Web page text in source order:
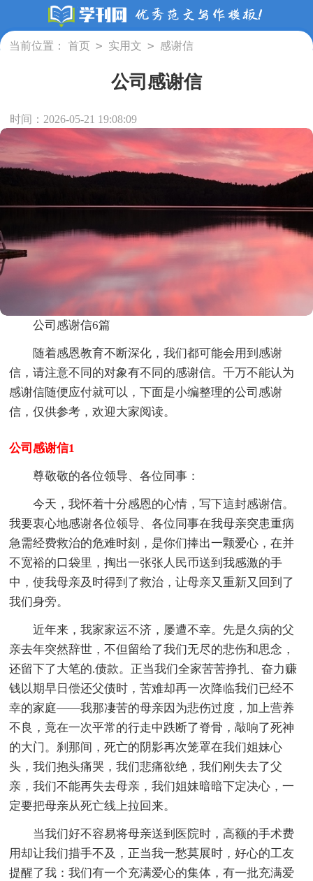
当前位置： 首页 > 实用文 > 感谢信
公司感谢信
时间：2026-05-21 19:08:09
公司感谢信6篇
随着感恩教育不断深化，我们都可能会用到感谢
信，请注意不同的对象有不同的感谢信。千万不能认为
感谢信随便应付就可以，下面是小编整理的公司感谢
信，仅供参考，欢迎大家阅读。
公司感谢信1
尊敬敬的各位领导、各位同事：
今天，我怀着十分感恩的心情，写下這封感谢信。
我要衷心地感谢各位领导、各位同事在我母亲突患重病
急需经费救治的危难时刻，是你们捧出一颗爱心，在并
不宽裕的口袋里，掏出一张张人民币送到我感激的手
中，使我母亲及时得到了救治，让母亲又重新又回到了
我们身旁。
近年来，我家家运不济，屡遭不幸。先是久病的父
亲去年突然辞世，不但留给了我们无尽的悲伤和思念，
还留下了大笔的.债款。正当我们全家苦苦挣扎、奋力赚
钱以期早日偿还父债时，苦难却再一次降临我们已经不
幸的家庭——我那凄苦的母亲因为悲伤过度，加上营养
不良，竟在一次平常的行走中跌断了脊骨，敲响了死神
的大门。刹那间，死亡的阴影再次笼罩在我们姐妹心
头，我们抱头痛哭，我们悲痛欲绝，我们刚失去了父
亲，我们不能再失去母亲，我们姐妹暗暗下定决心，一
定要把母亲从死亡线上拉回来。
当我们好不容易将母亲送到医院时，高额的手术费
用却让我们措手不及，正当我一愁莫展时，好心的工友
提醒了我：我们有一个充满爱心的集体，有一批充满爱